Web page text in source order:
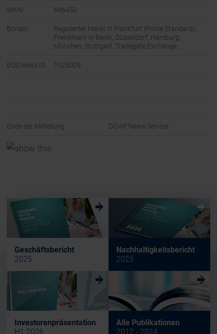
WKN: 646450
Börsen:
Regulierter Markt in Frankfurt (Prime Standard);
Freiverkehr in Berlin, Düsseldorf, Hamburg,
München, Stuttgart, Tradegate Exchange
EQS News ID: 1025009
Ende der Mitteilung DGAP News-Service
Geschäftsbericht
2025
w
Nachhaltigkeitsbericht
2025
w
Investorenpräsentation
H1 2026
w
Alle Publikationen
2012 - 2024
w